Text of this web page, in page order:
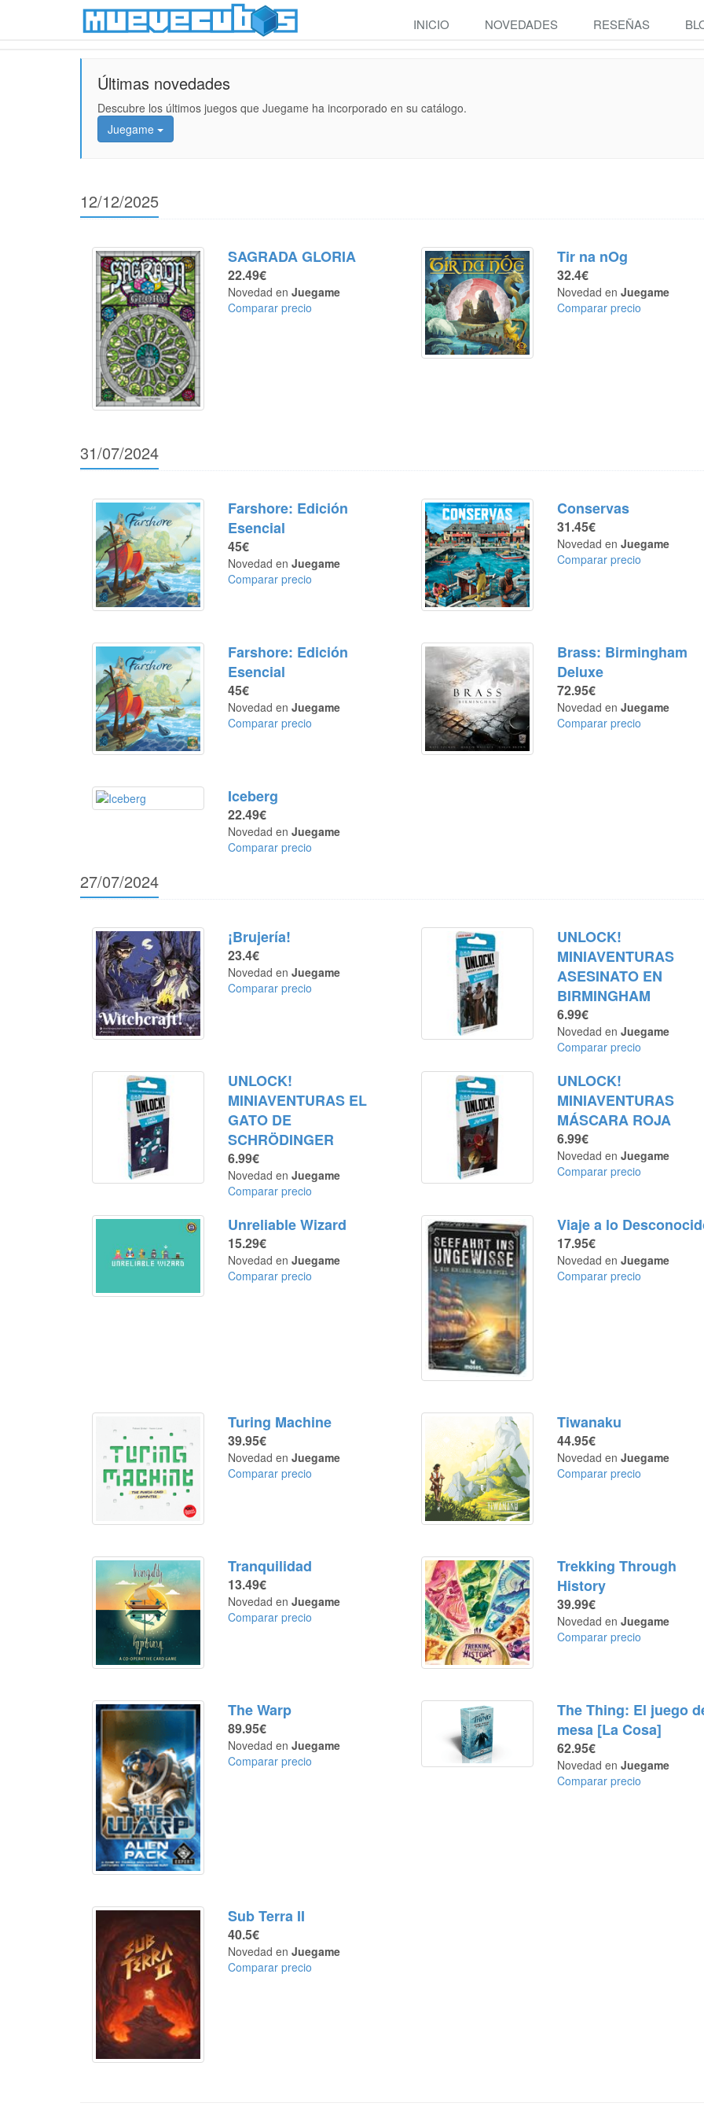
INICIO NOVEDADES RESEÑAS
Últimas novedades
Descubre los últimos juegos que Juegame ha incorporado en su catálogo.
Juegame
12/12/2025
SAGRADA GLORIA
22.49€
Novedad enJuegame
Comparar precio
Tir na nOg
32.4€
Novedad enJuegame
Comparar precio
31/07/2024
Farshore: Edición
Esencial
45€
Novedad enJuegame
Comparar precio
Conservas
31.45€
Novedad enJuegame
Comparar precio
Farshore: Edición
Esencial
45€
Novedad enJuegame
Comparar precio
Brass: Birmingham
Deluxe
72.95€
Novedad enJuegame
Comparar precio
Iceberg
22.49€
Novedad enJuegame
Comparar precio
27/07/2024
¡Brujería!
23.4€
Novedad enJuegame
Comparar precio
UNLOCK!
MINIAVENTURAS
ASESINATO EN
BIRMINGHAM
6.99€
Novedad enJuegame
Comparar precio
UNLOCK!
MINIAVENTURAS EL
GATO DE
SCHRÖDINGER
6.99€
Novedad enJuegame
Comparar precio
UNLOCK!
MINIAVENTURAS
MÁSCARA ROJA
6.99€
Novedad enJuegame
Comparar precio
Unreliable Wizard
15.29€
Novedad enJuegame
Comparar precio
Viaje a lo
17.95€
Novedad enJuegame
Comparar precio
Turing Machine
39.95€
Novedad enJuegame
Comparar precio
Tiwanaku
44.95€
Novedad enJuegame
Comparar precio
Tranquilidad
13.49€
Novedad enJuegame
Comparar precio
Trekking Through
History
39.99€
Novedad enJuegame
Comparar precio
The Warp
89.95€
Novedad enJuegame
Comparar precio
The Thing: El juego
mesa [La Cosa]
62.95€
Novedad enJuegame
Comparar precio
Sub Terra II
40.5€
Novedad enJuegame
Comparar precio